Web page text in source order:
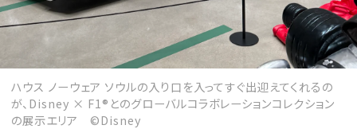
ハウス ノーウェア ソウルの入り口を入ってすぐ出迎えてくれるの
が、Disney × F1®とのグローバルコラボレーションコレクション
の展示エリア ©Disney